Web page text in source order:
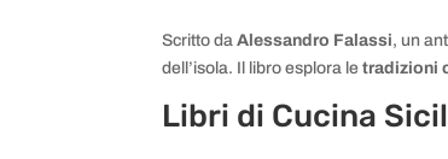
Scritto daAlessandro Falassi, un
dell’isola. Il libro esplora letradizioni
Libri di Cucina